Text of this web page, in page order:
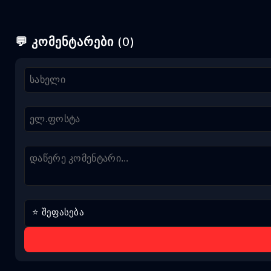
💬 კომენტარები (0)